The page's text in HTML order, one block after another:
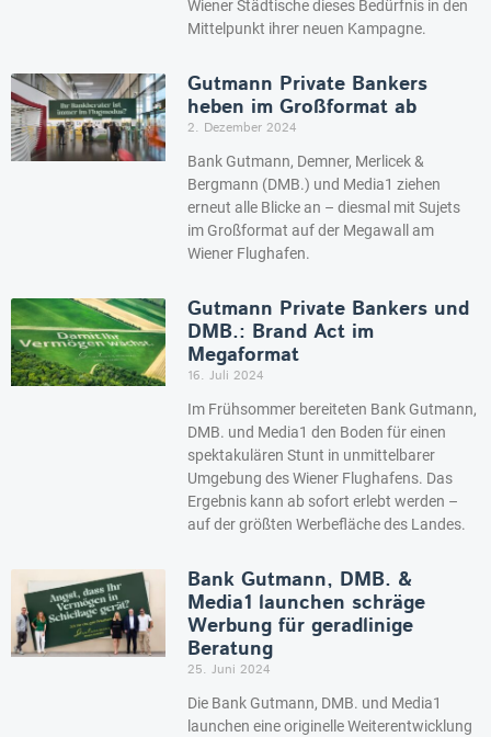
Wiener Städtische dieses Bedürfnis in den
Mittelpunkt ihrer neuen Kampagne.
Gutmann Private Bankers
heben im Großformat ab
2. Dezember 2024
Bank Gutmann, Demner, Merlicek &
Bergmann (DMB.) und Media1 ziehen
erneut alle Blicke an – diesmal mit Sujets
im Großformat auf der Megawall am
Wiener Flughafen.
Gutmann Private Bankers und
DMB.: Brand Act im
Megaformat
16. Juli 2024
Im Frühsommer bereiteten Bank Gutmann,
DMB. und Media1 den Boden für einen
spektakulären Stunt in unmittelbarer
Umgebung des Wiener Flughafens. Das
Ergebnis kann ab sofort erlebt werden –
auf der größten Werbefläche des Landes.
Bank Gutmann, DMB. &
Media1 launchen schräge
Werbung für geradlinige
Beratung
25. Juni 2024
Die Bank Gutmann, DMB. und Media1
launchen eine originelle Weiterentwicklung